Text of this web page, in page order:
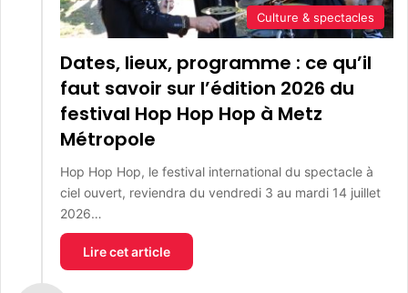
Culture & spectacles
Dates, lieux, programme : ce qu’il
faut savoir sur l’édition 2026 du
festival Hop Hop Hop à Metz
Métropole
Hop Hop Hop, le festival international du spectacle à
ciel ouvert, reviendra du vendredi 3 au mardi 14 juillet
2026…
Lire cet article